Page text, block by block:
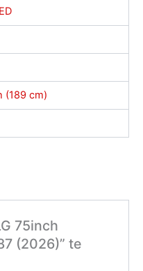
(189 cm)
75inch
(2026)” te